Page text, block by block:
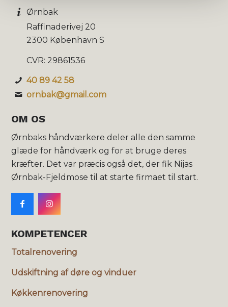
Ørnbak
Raffinaderivej 20
2300 København S
CVR: 29861536
40 89 42 58
ornbak@gmail.com
OM OS
Ørnbaks håndværkere deler alle den samme
glæde for håndværk og for at bruge deres
kræfter. Det var præcis også det, der fik Nijas
Ørnbak-Fjeldmose til at starte firmaet til start.
KOMPETENCER
Totalrenovering
Udskiftning af døre og vinduer
Køkkenrenovering